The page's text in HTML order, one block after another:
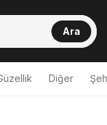
Ara
Diğer